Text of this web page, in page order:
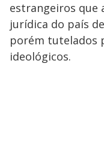
estrangeiros que
jurídica do país
porém tutelados
ideológicos.